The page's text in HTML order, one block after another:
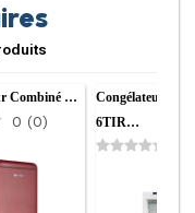
Combiné …
0 (0)
Congélateur
6TIR…